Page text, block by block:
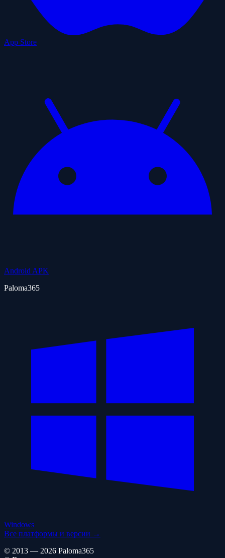
App Store
Android APK
Paloma365
Windows
Все платформы и версии →
© 2013 — 2026 Paloma365